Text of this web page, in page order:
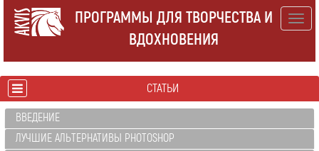
ПРОГРАММЫ ДЛЯ ТВОРЧЕСТВА И
ВДОХНОВЕНИЯ
СТАТЬИ
ВВЕДЕНИЕ
ЛУЧШИЕ АЛЬТЕРНАТИВЫ PHOTOSHOP